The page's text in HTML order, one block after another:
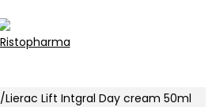
/Lierac Lift Intgral Day cream 50ml